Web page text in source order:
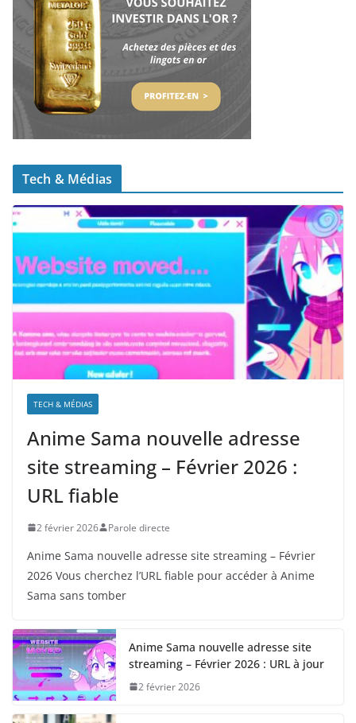
Tech & Médias
TECH & MÉDIAS
Anime Sama nouvelle adresse
site streaming – Février 2026 :
URL fiable
2 février 2026 Parole directe
Anime Sama nouvelle adresse site streaming – Février
2026 Vous cherchez l’URL fiable pour accéder à Anime
Sama sans tomber
Anime Sama nouvelle adresse site
streaming – Février 2026 : URL à jour
2 février 2026